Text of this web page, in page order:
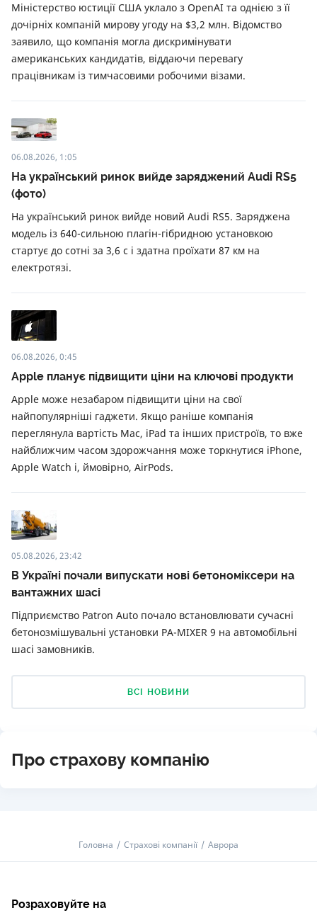
Міністерство юстиції США уклало з OpenAI та однією з її
дочірніх компаній мирову угоду на $3,2 млн. Відомство
заявило, що компанія могла дискримінувати
американських кандидатів, віддаючи перевагу
працівникам із тимчасовими робочими візами.
06.08.2026, 1:05
На український ринок вийде заряджений Audi RS5
(фото)
На український ринок вийде новий Audi RS5. Заряджена
модель із 640-сильною плагін-гібридною установкою
стартує до сотні за 3,6 с і здатна проїхати 87 км на
електротязі.
06.08.2026, 0:45
Apple планує підвищити ціни на ключові продукти
Apple може незабаром підвищити ціни на свої
найпопулярніші гаджети. Якщо раніше компанія
переглянула вартість Mac, iPad та інших пристроїв, то вже
найближчим часом здорожчання може торкнутися iPhone,
Apple Watch і, ймовірно, AirPods.
05.08.2026, 23:42
В Україні почали випускати нові бетономіксери на
вантажних шасі
Підприємство Patron Auto почало встановлювати сучасні
бетонозмішувальні установки PA-MIXER 9 на автомобільні
шасі замовників.
ВСІ НОВИНИ
Про страхову компанію
Головна Страхові компанії Аврора
Розраховуйте на